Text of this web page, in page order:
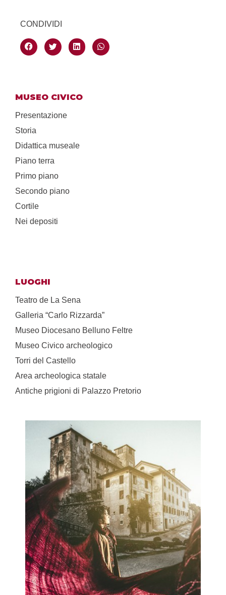
CONDIVIDI
MUSEO CIVICO
Presentazione
Storia
Didattica museale
Piano terra
Primo piano
Secondo piano
Cortile
Nei depositi
LUOGHI
Teatro de La Sena
Galleria “Carlo Rizzarda”
Museo Diocesano Belluno Feltre
Museo Civico archeologico
Torri del Castello
Area archeologica statale
Antiche prigioni di Palazzo Pretorio